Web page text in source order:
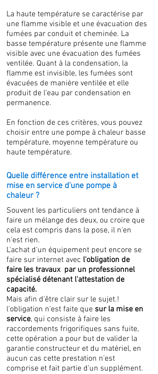
La haute température se caractérise par
une flamme visible et une évacuation des
fumées par conduit et cheminée. La
basse température présente une flamme
visible avec une évacuation des fumées
ventilée. Quant à la condensation, la
flamme est invisible, les fumées sont
évacuées de manière ventilée et elle
produit de l'eau par condensation en
permanence.
En fonction de ces critères, vous pouvez
choisir entre une pompe à chaleur basse
température, moyenne température ou
haute température.
Quelle différence entre installation et
mise en service d'une pompe à
chaleur ?
Souvent les particuliers ont tendance à
faire un mélange des deux, ou croire que
cela est compris dans la pose, il n'en
n'est rien.
L'achat d'un équipement peut encore se
faire sur internet avec l'obligation de
faire les travaux par un professionnel
spécialisé détenant l'attestation de
capacité.
Mais afin d'être clair sur le sujet.!
l'obligation n'est faite que sur la mise en
service, qui consiste à faire les
raccordements frigorifiques sans fuite,
cette opération a pour but de valider la
garantie constructeur et du matériel, en
aucun cas cette prestation n'est
comprise et fait partie d'un supplément.